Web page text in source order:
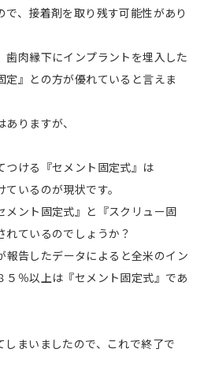
で、接着剤を取り残す可能性があり
歯肉縁下にインプラントを埋入した
定』との方が優れていると言えま
りますが、
つける『セメント固定式』は
いるのが現状です。
ント固定式』と『スクリュー固
ているのでしょうか？
告したデータによると全米のイン
５％以上は『セメント固定式』であ
しまいましたので、これで終了で